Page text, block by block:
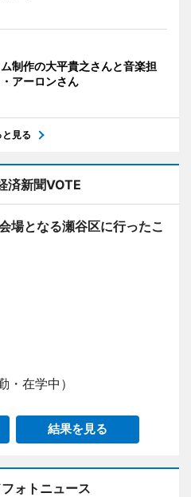
制作の大平貴之さんと音楽担
アーロンさん
と見る
済新聞VOTE
場となる瀬谷区に行ったこ
・在学中）
結果を見る
ォトニュース